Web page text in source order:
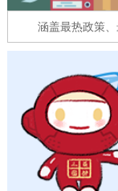
ENGLISH
ESPAÑOL
ITALIANO
涵盖最热政策、